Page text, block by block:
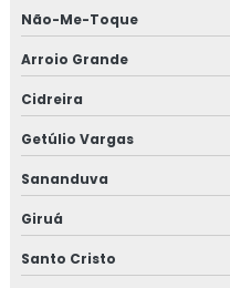
Forno industrial de embutir
Forno industrial a lenha
Forno inox
Forno inox a lenha
Forno à lenha
Forno a lenha cozinha
Não-Me-Toque
Arroio Grande
Cidreira
Getúlio Vargas
Sananduva
Giruá
Santo Cristo